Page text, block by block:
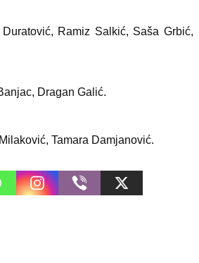
Ramiz Salkić, Saša Grbić,
Dragan Galić.
Tamara Damjanović.